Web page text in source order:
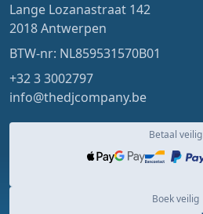
Lange Lozanastraat 142
2018 Antwerpen
BTW-nr: NL859531570B01
+32 3 3002797
info@thedjcompany.be
Betaal veilig
Boek veilig